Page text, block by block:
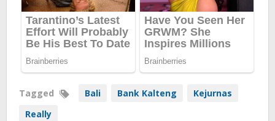
Tagged Bali Bank Kalteng
Kejurnas
Really